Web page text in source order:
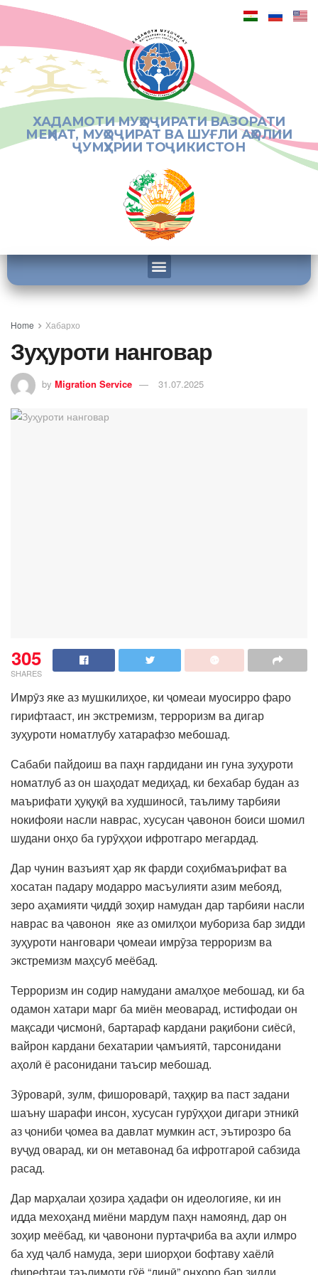
ХАДАМОТИ МУҲОҶИРАТИ ВАЗОРАТИ
МЕҲНАТ, МУҲОҶИРАТ ВА ШУҒЛИ АҲОЛИИ
ҶУМҲУРИИ ТОҶИКИСТОН
Home Хабархо
Зуҳуроти нанговар
by Migration Service 31.07.2025
305
SHARES
Имрӯз яке аз мушкилиҳое, ки ҷомеаи муосирро фаро
гирифтааст, ин экстремизм, терроризм ва дигар
зуҳуроти номатлубу хатарафзо мебошад.
Сабаби пайдоиш ва паҳн гардидани ин гуна зуҳуроти
номатлуб аз он шаҳодат медиҳад, ки бехабар будан аз
маърифати ҳуқуқӣ ва худшиносӣ, таълиму тарбияи
нокифояи насли наврас, хусусан ҷавонон боиси шомил
шудани онҳо ба гурӯҳҳои ифротгаро мегардад.
Дар чунин вазъият ҳар як фарди соҳибмаърифат ва
хосатан падару модарро масъулияти азим мебояд,
зеро аҳамияти ҷиддӣ зоҳир намудан дар тарбияи насли
наврас ва ҷавонон яке аз омилҳои мубориза бар зидди
зуҳуроти нанговари ҷомеаи имрӯза терроризм ва
экстремизм маҳсуб меёбад.
Терроризм ин содир намудани амалҳое мебошад, ки ба
одамон хатари марг ба миён меоварад, истифодаи он
мақсади ҷисмонӣ, бартараф кардани рақибони сиёсӣ,
вайрон кардани бехатарии ҷамъиятӣ, тарсонидани
аҳолӣ ё расонидани таъсир мебошад.
Зӯроварӣ, зулм, фишороварӣ, таҳқир ва паст задани
шаъну шарафи инсон, хусусан гурӯҳҳои дигари этникӣ
аз ҷониби ҷомеа ва давлат мумкин аст, эътирозро ба
вуҷуд оварад, ки он метавонад ба ифротгароӣ сабзида
расад.
Дар марҳалаи ҳозира ҳадафи он идеологияе, ки ин
идда мехоҳанд миёни мардум паҳн намоянд, дар он
зоҳир меёбад, ки ҷавонони пуртаҷриба ва аҳли илмро
ба худ ҷалб намуда, зери шиорҳои бофтаву хаёлӣ
фирефтаи таълимоти гӯё “динӣ” онҳоро бар зидди